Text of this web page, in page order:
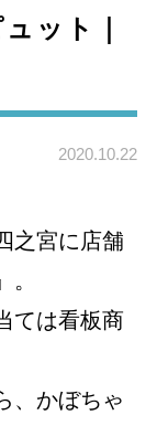
ット｜
2020.10.22
之宮に店舗
ては看板商
、かぼちゃ